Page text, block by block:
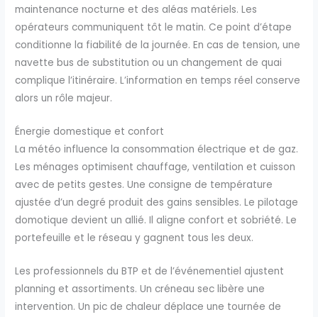
maintenance nocturne et des aléas matériels. Les
opérateurs communiquent tôt le matin. Ce point d’étape
conditionne la fiabilité de la journée. En cas de tension, une
navette bus de substitution ou un changement de quai
complique l’itinéraire. L’information en temps réel conserve
alors un rôle majeur.
Énergie domestique et confort
La météo influence la consommation électrique et de gaz.
Les ménages optimisent chauffage, ventilation et cuisson
avec de petits gestes. Une consigne de température
ajustée d’un degré produit des gains sensibles. Le pilotage
domotique devient un allié. Il aligne confort et sobriété. Le
portefeuille et le réseau y gagnent tous les deux.
Les professionnels du BTP et de l’événementiel ajustent
planning et assortiments. Un créneau sec libère une
intervention. Un pic de chaleur déplace une tournée de